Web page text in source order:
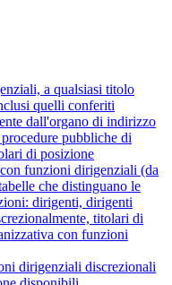
a qualsiasi titolo
quelli conferiti
dall'organo di indirizzo
pubbliche di
di posizione
funzioni dirigenziali (da
che distinguano le
dirigenti, dirigenti
titolari di
con funzioni
dirigenziali discrezionali